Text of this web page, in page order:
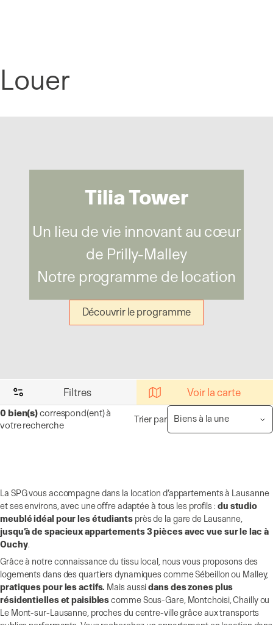
Louer
Tilia Tower
Un lieu de vie innovant au cœur
de Prilly-Malley
Notre programme de location
Découvrir le programme
Filtres Voir la carte
0 bien(s)correspond(ent) à
votre recherche
Trier par
La SPG vous accompagne dans la location d’appartements à Lausanne
et ses environs, avec une offre adaptée à tous les profils : du studio
meublé idéal pour les étudiantsprès de la gare de Lausanne,
jusqu’à de spacieux appartements 3 pièces avec vue sur le lac à
Ouchy.
Grâce à notre connaissance du tissu local, nous vous proposons des
logements dans des quartiers dynamiques comme Sébeillon ou Malley,
pratiques pour les actifs. Mais aussidans des zones plus
résidentielles et paisiblescomme Sous-Gare, Montchoisi, Chailly ou
Le Mont-sur-Lausanne, proches du centre-ville grâce aux transports